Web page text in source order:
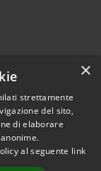
2026 • Comune di
×
strettamente
del sito,
di elaborare
al seguente link